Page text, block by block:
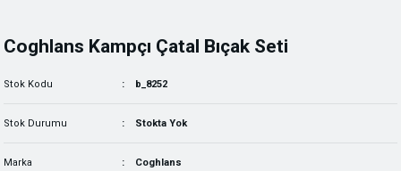
Coghlans Kampçı Çatal Bıçak Seti
Stok Kodu b_8252
Stok Durumu Stokta Yok
Marka Coghlans